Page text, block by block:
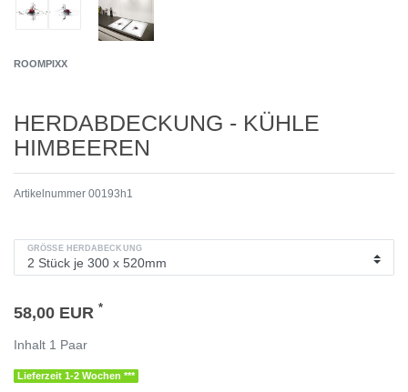
ROOMPIXX
HERDABDECKUNG - KÜHLE
HIMBEEREN
Artikelnummer 00193h1
GRÖSSE HERDABECKUNG
58,00 EUR *
Inhalt 1 Paar
Lieferzeit 1-2 Wochen ***